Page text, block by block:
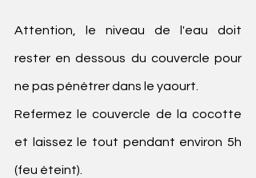
Attention, le niveau de l'eau doit
rester en dessous du couvercle pour
ne pas pénétrer dans le yaourt.
Refermez le couvercle de la cocotte
et laissez le tout pendant environ 5h
(feu éteint).